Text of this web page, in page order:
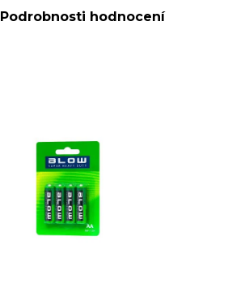
Podrobnosti hodnocení